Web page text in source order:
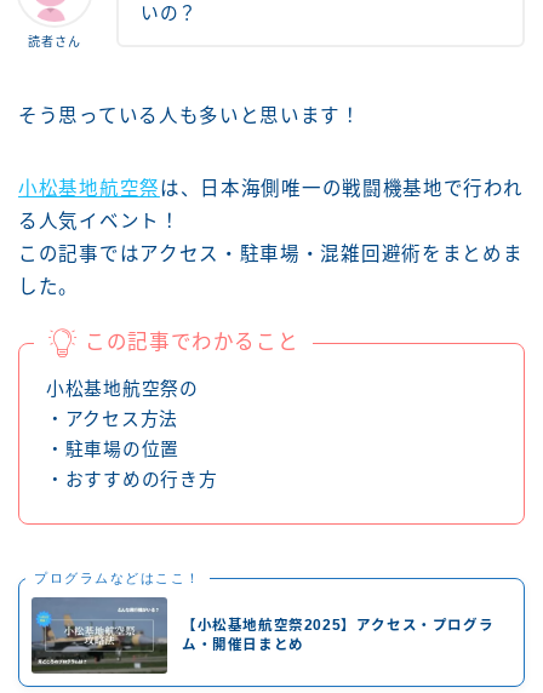
読者さん
いの？
そう思っている人も多いと思います！
小松基地航空祭は、日本海側唯一の戦闘機基地で行われ
る人気イベント！
この記事ではアクセス・駐車場・混雑回避術をまとめま
した。
この記事でわかること
小松基地航空祭の
・アクセス方法
・駐車場の位置
・おすすめの行き方
プログラムなどはここ！
【小松基地航空祭2025】アクセス・プログラ
ム・開催日まとめ